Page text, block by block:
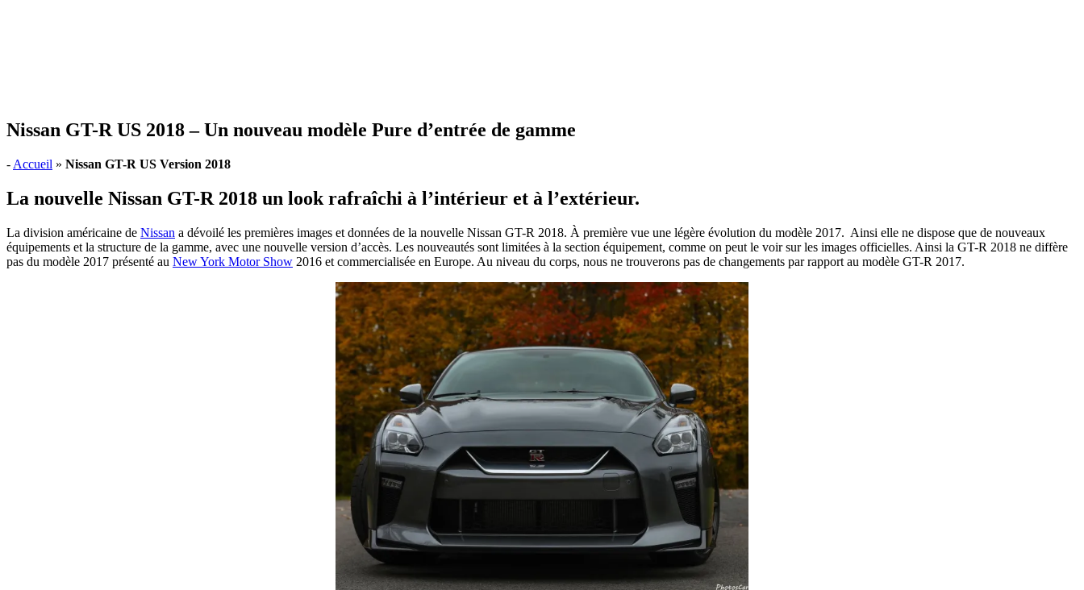
Nissan GT-R US 2018 – Un nouveau modèle Pure d’entrée de gamme
- Accueil » Nissan GT-R US Version 2018
La nouvelle Nissan GT-R 2018 un look rafraîchi à l’intérieur et à l’extérieur.
La division américaine de Nissan a dévoilé les premières images et données de la nouvelle Nissan GT-R 2018. À première vue une légère évolution du modèle 2017. Ainsi elle ne dispose que de nouveaux
équipements et la structure de la gamme, avec une nouvelle version d’accès. Les nouveautés sont limitées à la section équipement, comme on peut le voir sur les images officielles. Ainsi la GT-R 2018 ne diffère
pas du modèle 2017 présenté au New York Motor Show 2016 et commercialisée en Europe. Au niveau du corps, nous ne trouverons pas de changements par rapport au modèle GT-R 2017.